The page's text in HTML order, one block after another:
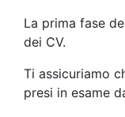
La prima fase
dei CV.
Ti assicuriamo
presi in esame